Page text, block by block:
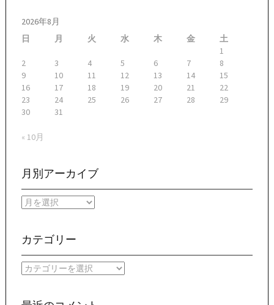
2026年8月
日
月 火 水 木 金
土
1
2
3 4 5 6 7
8
9
10 11 12 13 14
15
16
17 18 19 20 21
22
23
24 25 26 27 28
29
30
31
« 10月
月別アーカイブ
月
ー
イ
ブ
カテゴリー
カ